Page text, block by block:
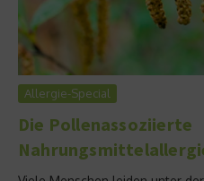
Allergie-Special
Die Pollenassoziierte